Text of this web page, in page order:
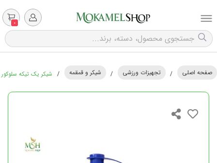
0
صفحه اصلی / تجهیزات ورزشی / شیکر و قمقمه / شیکر یک تیکه